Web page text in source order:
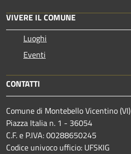
VIVERE IL COMUNE
Luoghi
Eventi
CONTATTI
Comune di Montebello Vicentino (VI)
Piazza Italia n. 1 - 36054
C.F. e P.IVA: 00288650245
Codice univoco ufficio: UFSKIG